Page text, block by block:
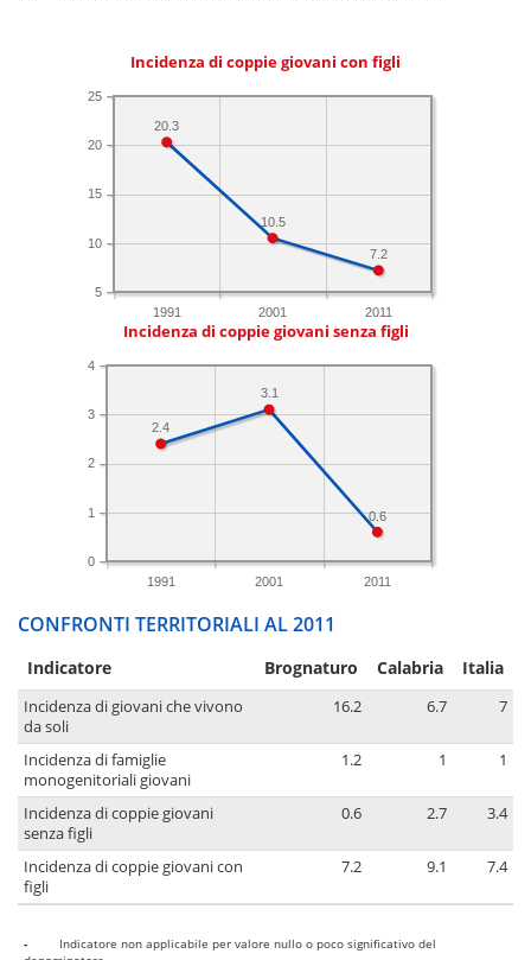
Incidenza di coppie giovani con figli
1991 2001 2011
5
10
15
20
25
7.2
10.5
20.3
Incidenza di coppie giovani senza figli
1991 2001 2011
0
1
2
3
4
0.6
3.1
2.4
CONFRONTI TERRITORIALI AL 2011
Indicatore Brognaturo Calabria Italia
Incidenza di giovani che vivono
da soli
16.2 6.7 7
Incidenza di famiglie
monogenitoriali giovani
1.2 1 1
Incidenza di coppie giovani
senza figli
0.6 2.7 3.4
Incidenza di coppie giovani con
figli
7.2 9.1 7.4
-
Indicatore non applicabile per valore nullo o poco significativo del